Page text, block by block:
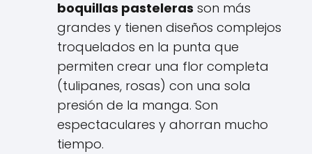
boquillas pasteleras son más
grandes y tienen diseños complejos
troquelados en la punta que
permiten crear una flor completa
(tulipanes, rosas) con una sola
presión de la manga. Son
espectaculares y ahorran mucho
tiempo.